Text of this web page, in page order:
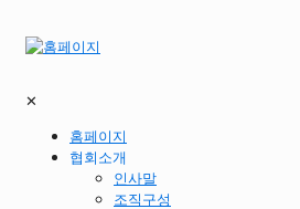
✕
홈페이지
협회소개
인사말
조직구성